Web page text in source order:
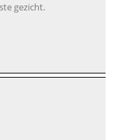
gezicht.